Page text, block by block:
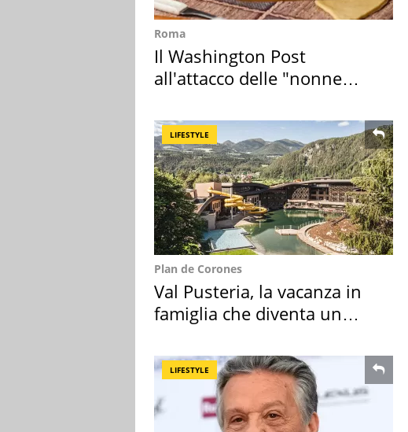
Roma
Il Washington Post
all'attacco delle "nonne
LIFESTYLE
Plan de Corones
Val Pusteria, la vacanza in
famiglia che diventa un
LIFESTYLE